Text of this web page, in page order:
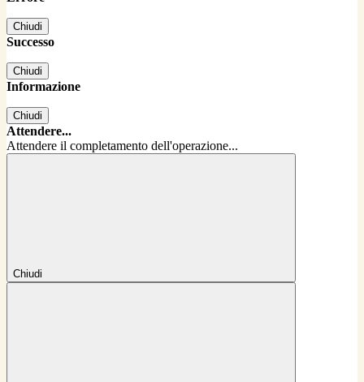
Chiudi
Successo
Chiudi
Informazione
Chiudi
Attendere...
Attendere il completamento dell'operazione...
Chiudi